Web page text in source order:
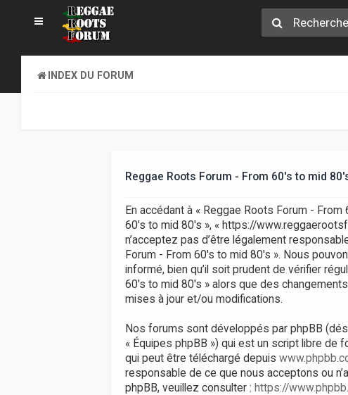
INDEX DU FORUM
Reggae Roots Forum - From 60's to mid
En accédant à « Reggae Roots Forum -
60's to mid 80's », « https://
n’acceptez pas d’être légalement
Forum - From 60's to mid 80's ». Nous
informé, bien qu’il soit prudent de vérifier
60's to mid 80's » alors que des
mises à jour et/ou modifications.
Nos forums sont développés par phpBB
« Équipes phpBB ») qui est un script libre de
qui peut être téléchargé depuis
responsable de ce que nous acceptons ou
phpBB, veuillez consulter : https://